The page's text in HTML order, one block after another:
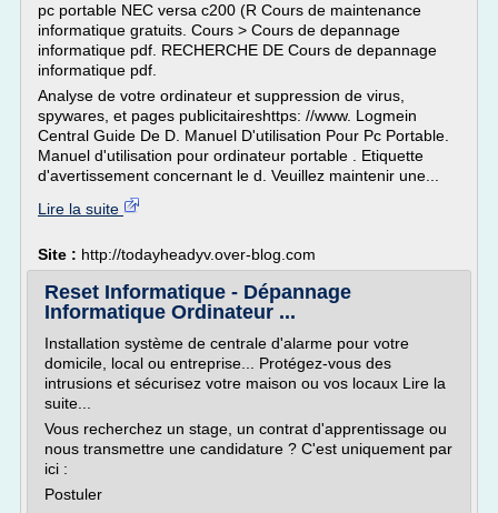
pc portable NEC versa c200 (R Cours de maintenance
informatique gratuits. Cours > Cours de depannage
informatique pdf. RECHERCHE DE Cours de depannage
informatique pdf.
Analyse de votre ordinateur et suppression de virus,
spywares, et pages publicitaireshttps: //www. Logmein
Central Guide De D. Manuel D'utilisation Pour Pc Portable.
Manuel d'utilisation pour ordinateur portable . Etiquette
d'avertissement concernant le d. Veuillez maintenir une...
Lire la suite
Site : http://todayheadyv.over-blog.com
Reset Informatique - Dépannage
Informatique Ordinateur ...
Installation système de centrale d'alarme pour votre
domicile, local ou entreprise... Protégez-vous des
intrusions et sécurisez votre maison ou vos locaux Lire la
suite...
Vous recherchez un stage, un contrat d'apprentissage ou
nous transmettre une candidature ? C'est uniquement par
ici :
Postuler